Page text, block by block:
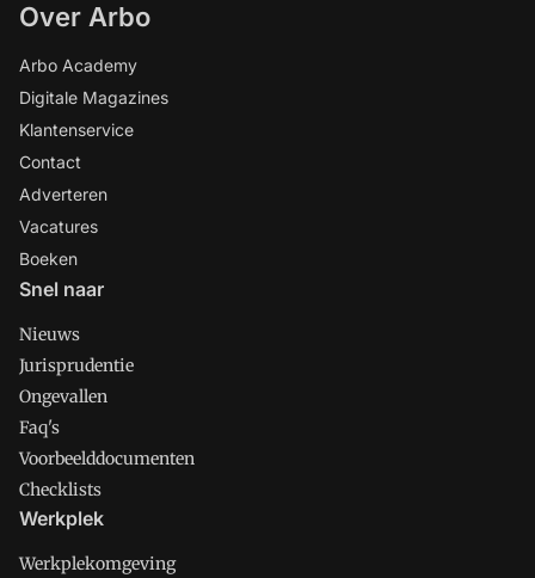
Over Arbo
Arbo Academy
Digitale Magazines
Klantenservice
Contact
Adverteren
Vacatures
Boeken
Snel naar
Nieuws
Jurisprudentie
Ongevallen
Faq's
Voorbeelddocumenten
Checklists
Werkplek
Werkplekomgeving